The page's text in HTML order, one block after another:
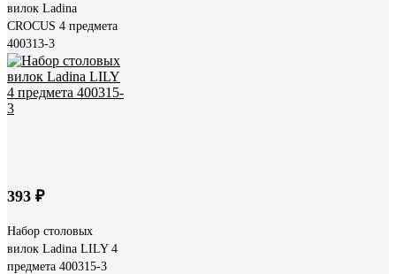
вилок Ladina
CROCUS 4 предмета
400313-3
393 ₽
Набор столовых
вилок Ladina LILY 4
предмета 400315-3